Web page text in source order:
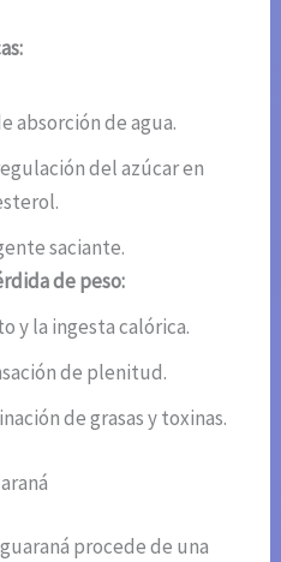
absorción de agua.
del azúcar en
saciante.
de peso:
y la ingesta calórica.
de plenitud.
de grasas y toxinas.
procede de una